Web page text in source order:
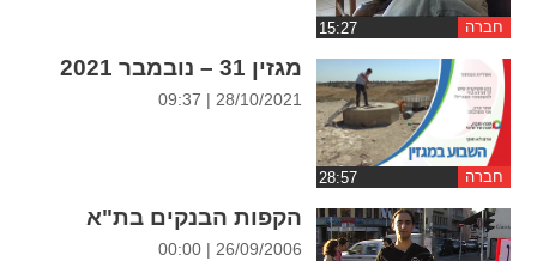
ההגדרות
חברה
חברה
מגזין 31 – נובמבר 2021
28/10/2021 | 09:37
הקפות הבנקים בת"א
26/09/2006 | 00:00